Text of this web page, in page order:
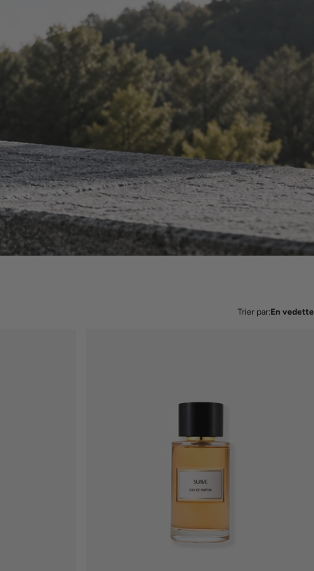
Trier par:En vedette